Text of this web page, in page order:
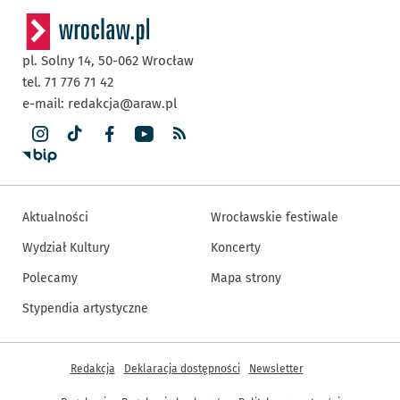
pl. Solny 14, 50-062 Wrocław
tel. 71 776 71 42
e-mail: redakcja@araw.pl
Aktualności
Wydział Kultury
Polecamy
Stypendia artystyczne
Wrocławskie festiwale
Koncerty
Mapa strony
Inne informacje
Redakcja Deklaracja dostępności Newsletter